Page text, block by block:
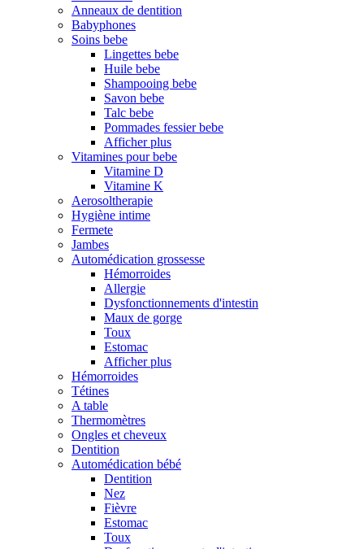
Anneaux de dentition
Babyphones
Soins bebe
Lingettes bebe
Huile bebe
Shampooing bebe
Savon bebe
Talc bebe
Pommades fessier bebe
Afficher plus
Vitamines pour bebe
Vitamine D
Vitamine K
Aerosoltherapie
Hygiène intime
Fermete
Jambes
Automédication grossesse
Hémorroides
Allergie
Dysfonctionnements d'intestin
Maux de gorge
Toux
Estomac
Afficher plus
Hémorroides
Tétines
A table
Thermomètres
Ongles et cheveux
Dentition
Automédication bébé
Dentition
Nez
Fièvre
Estomac
Toux